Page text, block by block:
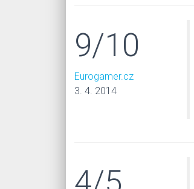
9/10
Eurogamer.cz
3. 4. 2014